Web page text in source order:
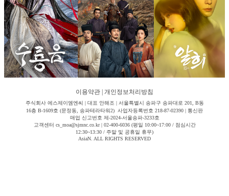
이용약관 개인정보처리방침
주식회사 에스제이엠엔씨 | 대표 안해조 | 서울특별시 송파구 송파대로 201, B동
16층 B-1609호 (문정동, 송파테라타워2) 사업자등록번호 218-87-02390 | 통신판
매업 신고번호 제-2024-서울송파-3233호
고객센터 cs_moa@sjmnc.co.kr | 02-400-6036 (평일 10:00~17:00 / 점심시간
12:30~13:30 / 주말 및 공휴일 휴무)
AsiaN. ALL RIGHTS RESERVED